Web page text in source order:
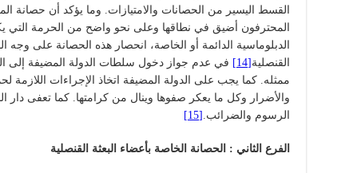
القسط اليسير من الحصانات والامتيازات. وما يؤكد أن حصانة
المحترفون أضيق في نطاقها وعلى نحو واضح من الحرمة التي
الدبلوماسية الدائمة أو الخاصة، انحصار هذه الحصانة على
القنصلية [14]
في عدم جواز دخول سلطات الدولة المضيفة إلى
ممثله. كما يجب على الدولة المضيفة اتخاذ الإجراءات اللازمة
والأضرار وكل ما يعكر صفوها وينال من كرامتها. كما تعفى دار
الرسوم والضرائب. [15]
الفرع الثاني : الحصانة الخاصة بأعضاء البعثة القنصلية